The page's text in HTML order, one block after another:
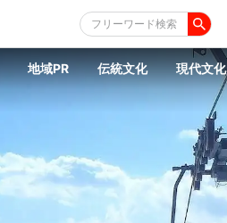
フリーワード検索
地域PR 伝統文化 現代文化